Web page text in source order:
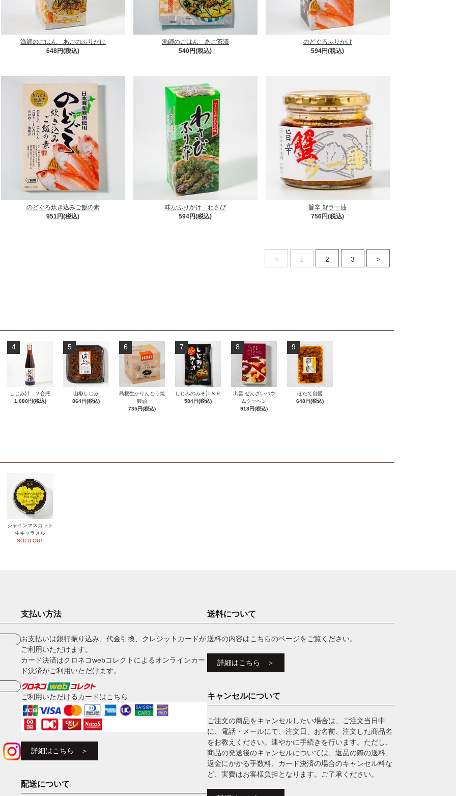
漁師のごはん あごのふりかけ
648円(税込)
漁師のごはん あご茶漬
540円(税込)
のどぐろふりかけ
594円(税込)
のどぐろ炊き込みご飯の素
951円(税込)
味なふりかけ わさび
594円(税込)
旨辛 蟹ラー油
756円(税込)
< 1 2 3 >
4
しじみ汁 ２合瓶
1,080円(税込)
5
山椒しじみ
864円(税込)
6
島根生かりんとう焼
饅頭
735円(税込)
7
しじみのみそ汁８Ｐ
584円(税込)
8
出雲 ぜんざいバウ
ムクーヘン
918円(税込)
9
ほたて自慢
648円(税込)
シャインマスカット
生キャラメル
SOLD OUT
支払い方法
お支払いは銀行振り込み、代金引換、クレジットカードが
ご利用いただけます。
カード決済はクロネコwebコレクトによるオンラインカー
ド決済がご利用いただけます。
ご利用いただけるカードはこちら
詳細はこちら ＞
配送について
送料について
送料の内容はこちらのページをご覧ください。
詳細はこちら ＞
キャンセルについて
ご注文の商品をキャンセルしたい場合は、ご注文当日中
に、電話・メールにて、注文日、お名前、注文した商品名
をお教えください。速やかに手続きを行います。ただし、
商品の発送後のキャンセルについては、返品の際の送料、
返金にかかる手数料、カード決済の場合のキャンセル料な
ど、実費はお客様負担となります。ご了承ください。